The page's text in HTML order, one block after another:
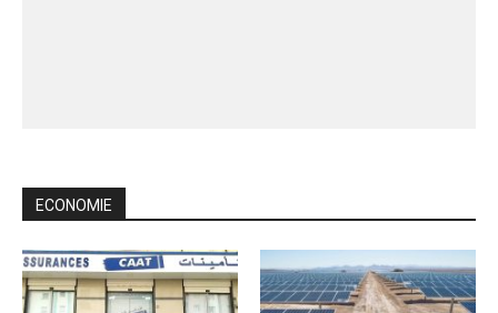
ECONOMIE